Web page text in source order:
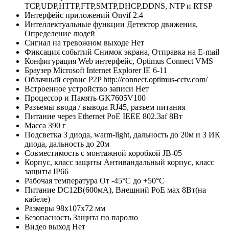
TCP,UDP,HTTP,FTP,SMTP,DHCP,DDNS, NTP и RTSP
Интерфейс приложений Onvif 2.4
Интеллектуальные функции Детектор движения,
Определение людей
Сигнал на тревожном выходе Нет
Фиксация событий Снимок экрана, Отправка на E-mail
Конфигурация Web интерфейс, Optimus Connect VMS
Браузер Microsoft Internet Explorer IE 6-11
Облачный сервис P2P http://connect.optimus-cctv.com/
Встроенное устройство записи Нет
Процессор и Память GK7605V100
Разъемы ввода / вывода RJ45, разъем питания
Питание через Ethernet PoE IEEE 802.3af 8Вт
Масса 390 г
Подсветка 3 диода, warm-light, дальность до 20м и 3 ИК
диода, дальность до 20м
Совместимость с монтажной коробкой JB-05
Корпус, класс защиты Антивандальный корпус, класс
защиты IР66
Рабочая температура От -45°С до +50°С
Питание DC12В(600мА), Внешний PoE мах 8Вт(на
кабеле)
Размеры 98x107x72 мм
Безопасность Защита по паролю
Видео выход Нет